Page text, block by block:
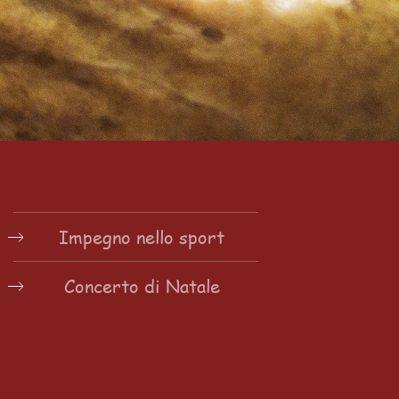
Impegno nello sport
Concerto di Natale